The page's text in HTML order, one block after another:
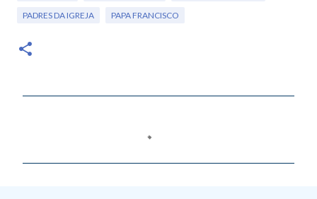
PADRES DA IGREJA PAPA FRANCISCO